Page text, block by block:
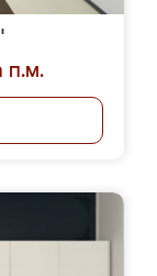
п.м.